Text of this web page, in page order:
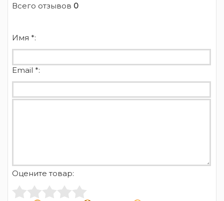
Всего отзывов 0
Имя *:
Email *:
Оцените товар: